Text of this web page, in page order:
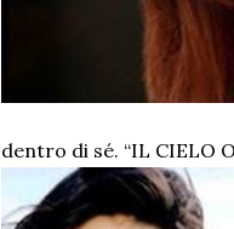
dentro di sé. “IL CIELO